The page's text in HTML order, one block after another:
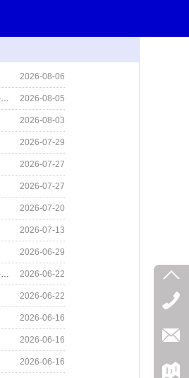
2026-08-06
重庆西部人力资源管理有限公司 派往重庆市交通运输综合行政执法总队 高速公路第三支队行政执法辅助人员招聘结果公示及拟聘用人员劳动合同签订通知 2026-08-05
2026-08-03
2026-07-29
2026-07-27
2026-07-27
2026-07-20
2026-07-13
2026-06-29
重庆西部人力资源管理有限公司 派往重庆市交通运输综合行政执法总队 高速公路第二支队行政执法辅助人员招聘结果公示及拟聘用人员劳动合同签订通知 2026-06-22
2026-06-22
2026-06-16
2026-06-16
2026-06-16